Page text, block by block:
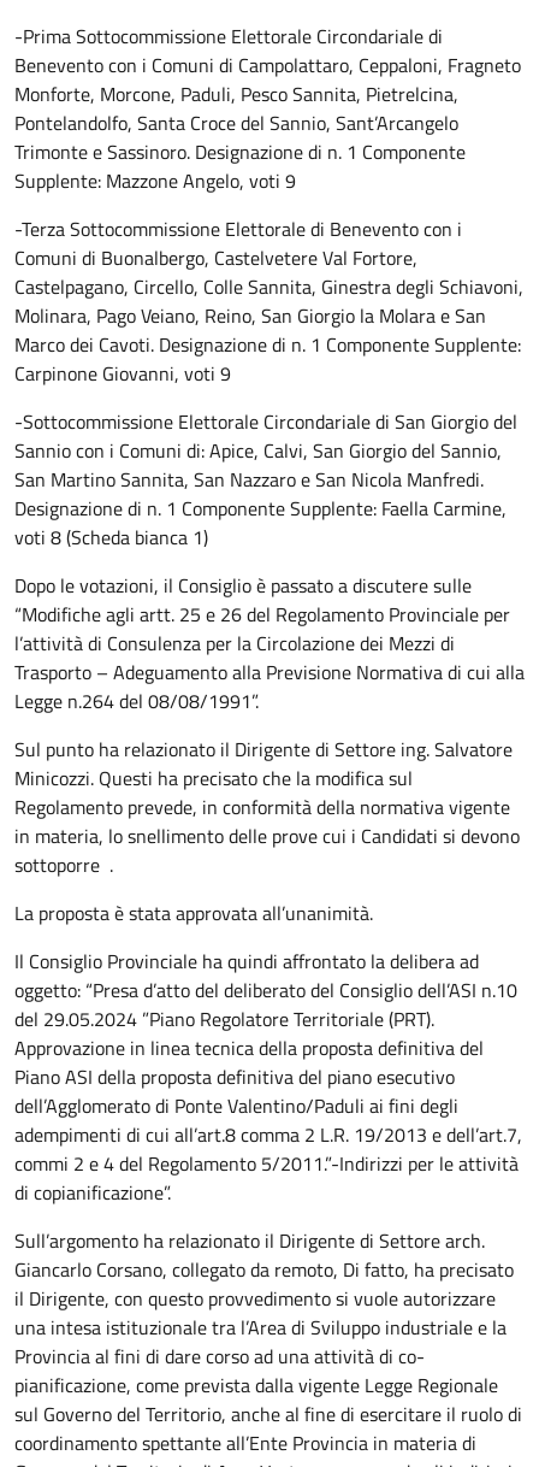
-Prima Sottocommissione Elettorale Circondariale di
Benevento con i Comuni di Campolattaro, Ceppaloni, Fragneto
Monforte, Morcone, Paduli, Pesco Sannita, Pietrelcina,
Pontelandolfo, Santa Croce del Sannio, Sant’Arcangelo
Trimonte e Sassinoro. Designazione di n. 1 Componente
Supplente: Mazzone Angelo, voti 9
-Terza Sottocommissione Elettorale di Benevento con i
Comuni di Buonalbergo, Castelvetere Val Fortore,
Castelpagano, Circello, Colle Sannita, Ginestra degli Schiavoni,
Molinara, Pago Veiano, Reino, San Giorgio la Molara e San
Marco dei Cavoti. Designazione di n. 1 Componente Supplente:
Carpinone Giovanni, voti 9
-Sottocommissione Elettorale Circondariale di San Giorgio del
Sannio con i Comuni di: Apice, Calvi, San Giorgio del Sannio,
San Martino Sannita, San Nazzaro e San Nicola Manfredi.
Designazione di n. 1 Componente Supplente: Faella Carmine,
voti 8 (Scheda bianca 1)
Dopo le votazioni, il Consiglio è passato a discutere sulle
“Modifiche agli artt. 25 e 26 del Regolamento Provinciale per
l’attività di Consulenza per la Circolazione dei Mezzi di
Trasporto – Adeguamento alla Previsione Normativa di cui alla
Legge n.264 del 08/08/1991”.
Sul punto ha relazionato il Dirigente di Settore ing. Salvatore
Minicozzi. Questi ha precisato che la modifica sul
Regolamento prevede, in conformità della normativa vigente
in materia, lo snellimento delle prove cui i Candidati si devono
sottoporre .
La proposta è stata approvata all’unanimità.
Il Consiglio Provinciale ha quindi affrontato la delibera ad
oggetto: “Presa d’atto del deliberato del Consiglio dell’ASI n.10
del 29.05.2024 ”Piano Regolatore Territoriale (PRT).
Approvazione in linea tecnica della proposta definitiva del
Piano ASI della proposta definitiva del piano esecutivo
dell’Agglomerato di Ponte Valentino/Paduli ai fini degli
adempimenti di cui all’art.8 comma 2 L.R. 19/2013 e dell’art.7,
commi 2 e 4 del Regolamento 5/2011.”-Indirizzi per le attività
di copianificazione”.
Sull’argomento ha relazionato il Dirigente di Settore arch.
Giancarlo Corsano, collegato da remoto, Di fatto, ha precisato
il Dirigente, con questo provvedimento si vuole autorizzare
una intesa istituzionale tra l’Area di Sviluppo industriale e la
Provincia al fini di dare corso ad una attività di co-
pianificazione, come prevista dalla vigente Legge Regionale
sul Governo del Territorio, anche al fine di esercitare il ruolo di
coordinamento spettante all’Ente Provincia in materia di